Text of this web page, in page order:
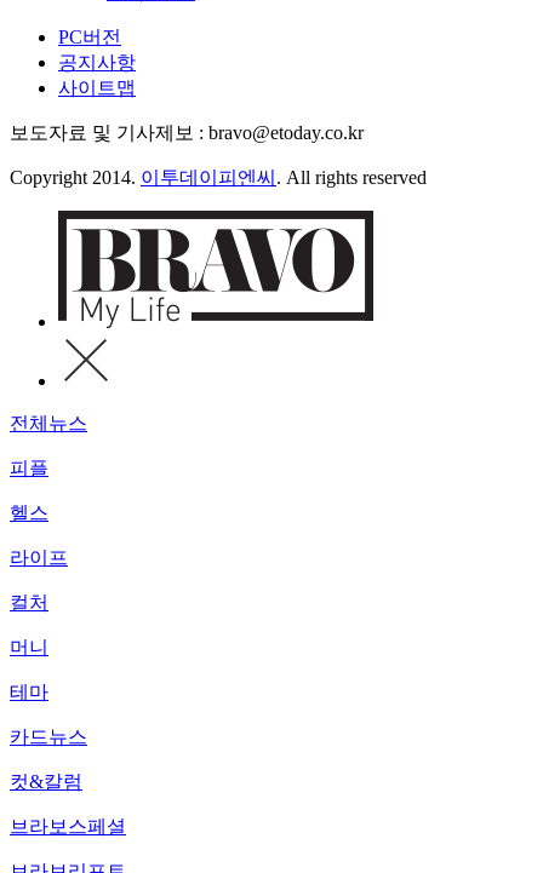
PC버전
공지사항
사이트맵
보도자료 및 기사제보 : bravo@etoday.co.kr
Copyright 2014. 이투데이피엔씨 . All rights reserved
전체뉴스
피플
헬스
라이프
컬처
머니
테마
카드뉴스
컷&칼럼
브라보스페셜